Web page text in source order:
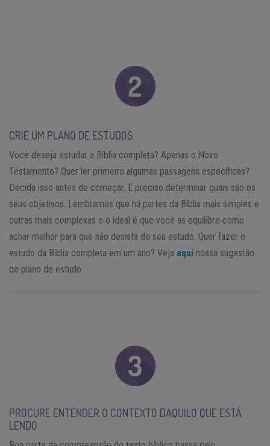
CRIE UM PLANO DE ESTUDOS
Você deseja estudar a Bíblia completa? Apenas o Novo
Testamento? Quer ler primeiro algumas passagens específicas?
Decida isso antes de começar. É preciso determinar quais são os
seus objetivos. Lembramos que há partes da Bíblia mais simples e
outras mais complexas e o ideal é que você as equilibre como
achar melhor para que não desista do seu estudo. Quer fazer o
estudo da Bíblia completa em um ano? Veja aqui nossa sugestão
de plano de estudo.
PROCURE ENTENDER O CONTEXTO DAQUILO QUE ESTÁ
LENDO